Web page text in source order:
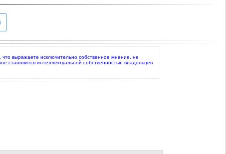
выражаете исключительно собственное мнение, не
становится интеллектуальной собственностью владельцев